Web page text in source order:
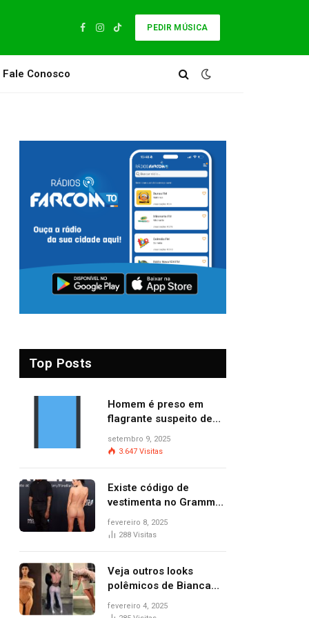
Facebook
Instagram
TikTok
PEDIR MÚSICA
Fale Conosco
Top Posts
Homem é preso em
flagrante suspeito de
provocar dois incêndios
criminosos no mesmo
setembro 9, 2025
3.647 Visitas
Existe código de
vestimenta no Grammy?
Questionamento surgiu
após Bianca Censori,
premiação
fevereiro 8, 2025
288 Visitas
Veja outros looks
polêmicos de Bianca
Censori, esposa de
Kanye West que
fevereiro 4, 2025